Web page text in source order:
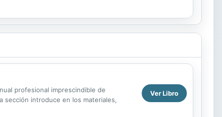
profesional imprescindible de
sección introduce en los materiales,
Ver Libro